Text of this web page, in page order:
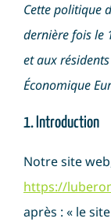
Cette politique
dernière fois le
et aux
Économique
1. Introduction
Notre site
https://
après : « le